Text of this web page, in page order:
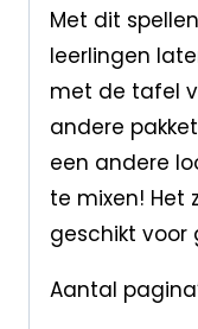
Met dit
leerlingen
met de tafel
andere
een andere
te mixen! Het
geschikt voor
Aantal